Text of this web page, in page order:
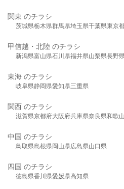
関東 のチラシ
茨城県栃木県群馬県埼玉県千葉県東京
甲信越・北陸 のチラシ
新潟県富山県石川県福井県山梨県長野
東海 のチラシ
岐阜県静岡県愛知県三重県
関西 のチラシ
滋賀県京都府大阪府兵庫県奈良県和歌
中国 のチラシ
鳥取県島根県岡山県広島県山口県
四国 のチラシ
徳島県香川県愛媛県高知県